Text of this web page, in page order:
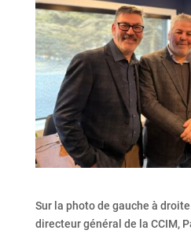
Sur la photo de gauche à
directeur général de la CCIM,